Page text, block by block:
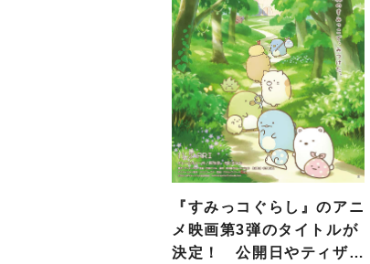
『すみっコぐらし』のアニ
メ映画第3弾のタイトルが
決定！ 公開日やティザー